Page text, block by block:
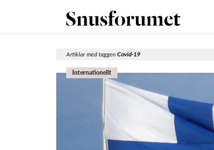
Artiklar med taggenCovid-19
Internationellt